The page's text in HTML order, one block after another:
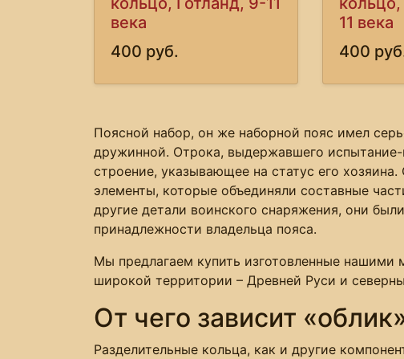
века
400 руб.
11 века
400
Поясной набор, он же наборной пояс имел
дружинной. Отрока, выдержавшего
строение, указывающее на статус его
элементы, которые объединяли составные
другие детали воинского снаряжения, они
принадлежности владельца пояса.
Мы предлагаем купить изготовленные нашими
широкой территории – Древней Руси и
От чего зависит
Разделительные кольца, как и другие